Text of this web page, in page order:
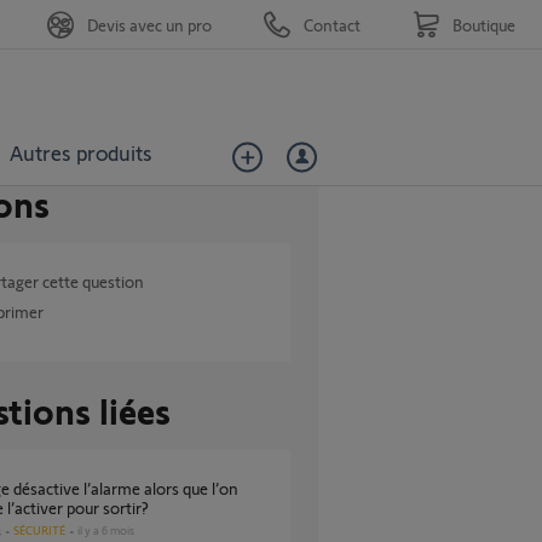
Autres produits
Devis avec un pro Contact Boutique
cette question
liées
l’activer pour sortir?
SÉCURITÉ il y a 6 mois